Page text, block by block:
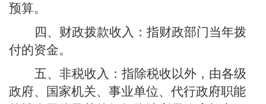
预算。
四、财政拨款收入： 指财政部门当年拨
付的资金。
五、非税收入： 指除税收以外，由各级
政府、国家机关、事业单位、代行政府职能